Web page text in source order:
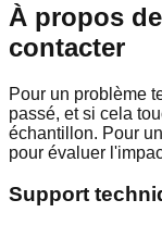
À propos
contacter
Pour un problème
passé, et si cela
échantillon. Pour
pour évaluer
Support